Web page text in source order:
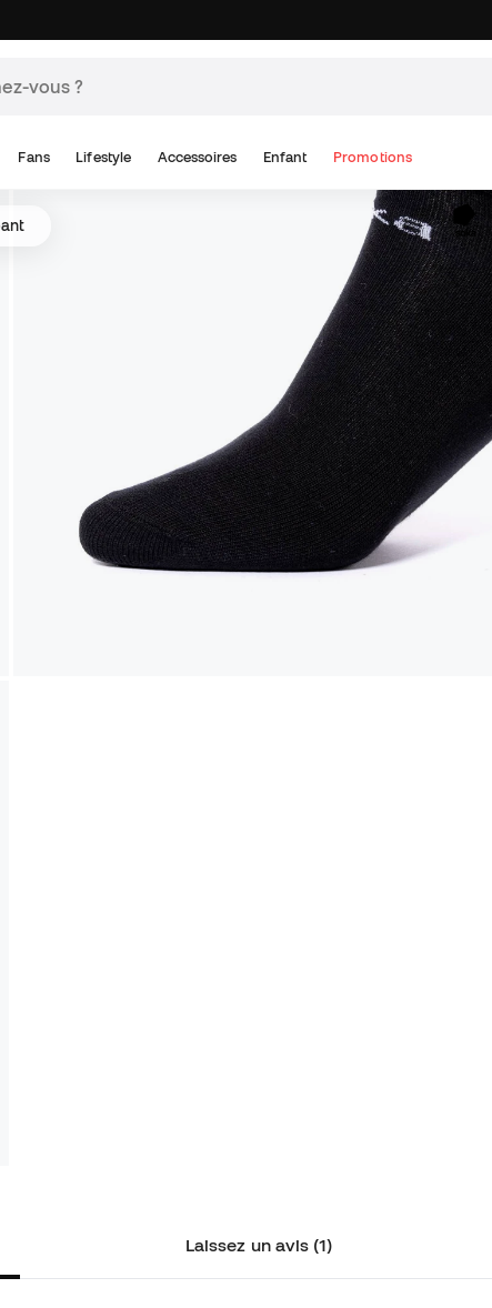
Fans Lifestyle Accessoires Enfant Promotions
Laissez un avis (1)